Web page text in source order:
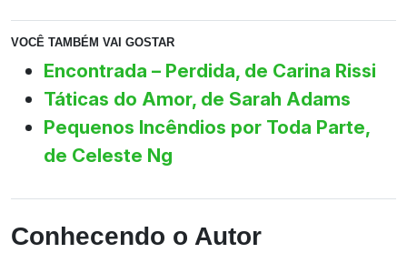
VOCÊ TAMBÉM VAI GOSTAR
Encontrada – Perdida, de Carina Rissi
Táticas do Amor, de Sarah Adams
Pequenos Incêndios por Toda Parte,
de Celeste Ng
Conhecendo o Autor